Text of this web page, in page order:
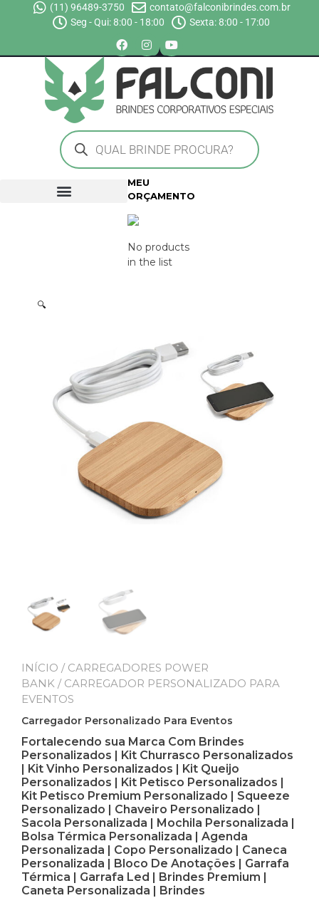
(11) 96489-3750
contato@falconibrindes.com.br
Seg - Qui: 8:00 - 18:00
Sexta: 8:00 - 17:00
MEU
ORÇAMENTO
No products
in the list
🔍
INÍCIO / CARREGADORES POWER
BANK / CARREGADOR PERSONALIZADO PARA
EVENTOS
Carregador Personalizado Para Eventos
Fortalecendo sua Marca Com Brindes
Personalizados | Kit Churrasco Personalizados
| Kit Vinho Personalizados | Kit Queijo
Personalizados | Kit Petisco Personalizados |
Kit Petisco Premium Personalizado | Squeeze
Personalizado | Chaveiro Personalizado |
Sacola Personalizada | Mochila Personalizada |
Bolsa Térmica Personalizada | Agenda
Personalizada | Copo Personalizado | Caneca
Personalizada | Bloco De Anotações | Garrafa
Térmica | Garrafa Led | Brindes Premium |
Caneta Personalizada | Brindes